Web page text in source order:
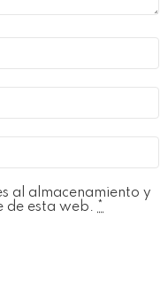
al almacenamiento y
de esta web.